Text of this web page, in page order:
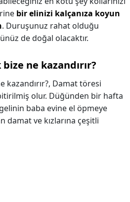
bir elinizi kalçanıza koyun
. Duruşunuz rahat olduğu
de doğal olacaktır.
ne kazandırır?
kazandırır?, Damat töresi
olur. Düğünden bir hafta
baba evine el öpmeye
damat ve kızlarına çeşitli